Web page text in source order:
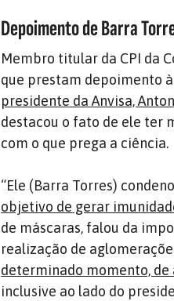
Depoimento de Barra
Membro titular da CPI da
que prestam depoimento
presidente da Anvisa,
destacou o fato de ele ter
com o que prega a ciência.
“Ele (Barra Torres)
objetivo de gerar
de máscaras, falou da
realização de
determinado momento,
inclusive ao lado do